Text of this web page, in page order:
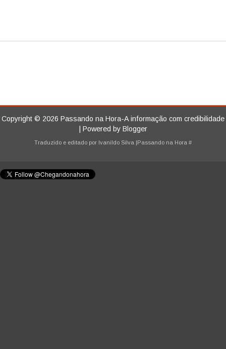
Copyright © 2026 Passando na Hora-A informação com credibilidade
| Powered by Blogger
Traduzido e editado por Ivanildo Silva |Passando na Hora #